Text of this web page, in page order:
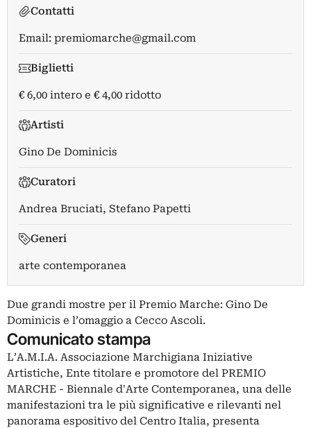
Contatti
Email: premiomarche@gmail.com
Biglietti
€ 6,00 intero e € 4,00 ridotto
Artisti
Gino De Dominicis
Curatori
Andrea Bruciati, Stefano Papetti
Generi
arte contemporanea
Due grandi mostre per il Premio Marche: Gino De
Dominicis e l’omaggio a Cecco Ascoli.
Comunicato stampa
L’A.M.I.A. Associazione Marchigiana Iniziative
Artistiche, Ente titolare e promotore del PREMIO
MARCHE - Biennale d'Arte Contemporanea, una delle
manifestazioni tra le più significative e rilevanti nel
panorama espositivo del Centro Italia, presenta